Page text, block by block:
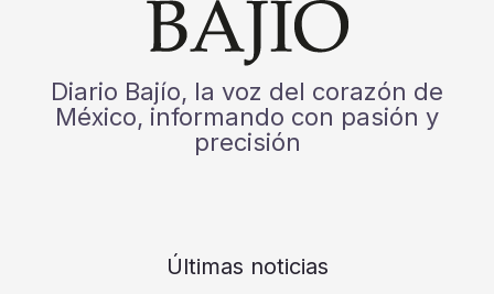
Diario Bajío, la voz del corazón de
México, informando con pasión y
precisión
Últimas noticias